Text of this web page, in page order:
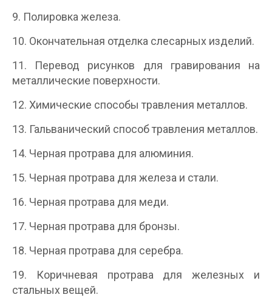
9. Полировка железа.
10. Окончательная отделка слесарных изделий.
11. Перевод рисунков для гравирования на
металлические поверхности.
12. Химические способы травления металлов.
13. Гальванический способ травления металлов.
14. Черная протрава для алюминия.
15. Черная протрава для железа и стали.
16. Черная протрава для меди.
17. Черная протрава для бронзы.
18. Черная протрава для серебра.
19. Коричневая протрава для железных и
стальных вещей.